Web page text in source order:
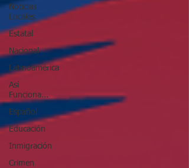
Noticias
Locales
Estatal
Nacional
Latinoamérica
Así
Funciona...
Español
Educación
Inmigración
Crimen